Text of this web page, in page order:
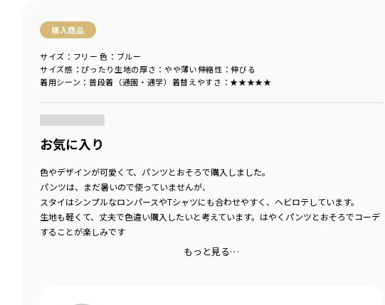
購入商品
サイズ感 ：ぴったり 生地の厚さ ：やや薄い伸縮性 ：伸びる
着用シーン ：普段着（通園・通学） 着替えやすさ ：★★★★★
サイズ：フリー 色：ブルー
お気に入り
色やデザインが可愛くて、パンツとおそろで購入しました。
パンツは、まだ暑いので使っていませんが、
スタイはシンプルなロンパースやTシャツにも合わせやすく、ヘビロテしています。
生地も軽くて、丈夫で色違い購入したいと考えています。はやくパンツとおそろでコーデ
することが楽しみです
もっと見る…